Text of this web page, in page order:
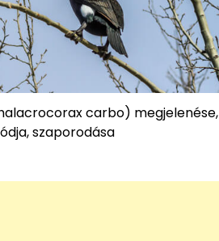
carbo) megjelenése,
szaporodása